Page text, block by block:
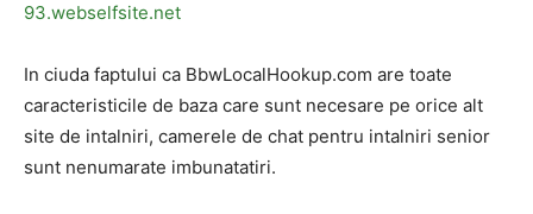
93.webselfsite.net
In ciuda faptului ca BbwLocalHookup.com are toate
caracteristicile de baza care sunt necesare pe orice alt
site de intalniri, camerele de chat pentru intalniri senior
sunt nenumarate imbunatatiri.